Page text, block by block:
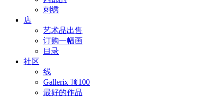
刺绣
店
艺术品出售
订购一幅画
目录
社区
线
Gallerix 顶100
最好的作品